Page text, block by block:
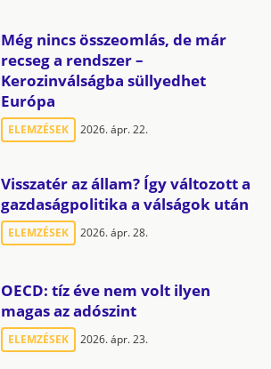
Még nincs összeomlás, de már
recseg a rendszer –
Kerozinválságba süllyedhet
Európa
ELEMZÉSEK 2026. ápr. 22.
Visszatér az állam? Így változott a
gazdaságpolitika a válságok után
ELEMZÉSEK 2026. ápr. 28.
OECD: tíz éve nem volt ilyen
magas az adószint
ELEMZÉSEK 2026. ápr. 23.